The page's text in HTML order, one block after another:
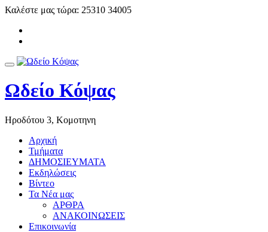
Skip
content
Καλέστε μας τώρα: 25310 34005
Toggle
Ωδείο Κόψας
Ηροδότου 3, Κομοτηνη
Αρχική
Τμήματα
ΔΗΜΟΣΙΕΥΜΑΤΑ
Εκδηλώσεις
Βίντεο
Τα Νέα μας
ΑΡΘΡΑ
ΑΝΑΚΟΙΝΩΣΕΙΣ
Επικοινωνία